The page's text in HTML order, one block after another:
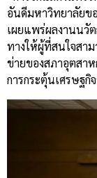
อันดีมหาวิทยาลัยข
เผยแพร่ผลงานนวั
ทางให้ผู้ที่สนใจสา
ข่ายของสภาอุตสา
การกระตุ้นเศรษฐ